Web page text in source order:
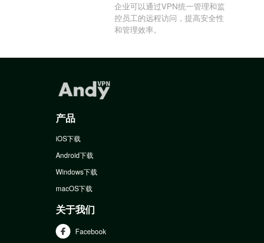
企业可以通过VPN统一管理和监
控员工的远程访问，提高安全性
和管理效率。
产品
iOS下载
Android下载
Windows下载
macOS下载
关于我们
Facebook